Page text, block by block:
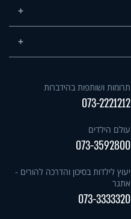
תרומות ושותפות בהידברות
073-2221212
עולם הילדים
073-3592800
יעוץ לילדות בסיכון והדרכה להורים -
אתגר
073-3333320